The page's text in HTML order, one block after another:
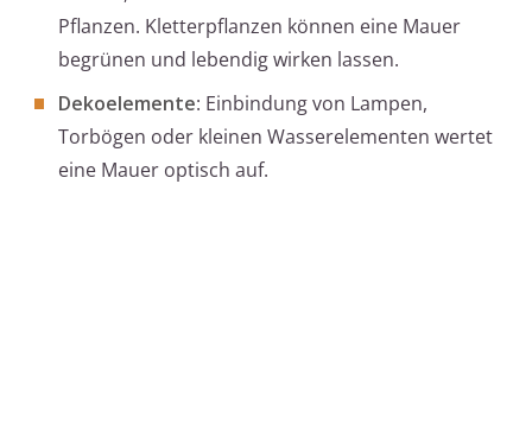
Pflanzen. Kletterpflanzen können eine Mauer
begrünen und lebendig wirken lassen.
Dekoelemente: Einbindung von Lampen,
Torbögen oder kleinen Wasserelementen wertet
eine Mauer optisch auf.